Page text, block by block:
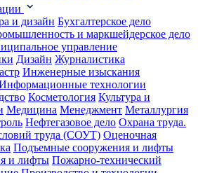
и дизайн Бухгалтерское дело
и маркшейдерское дело
управление
Дизайн Журналистика
Инженерные изыскания
технологии
Косметология Культура и
Медицина Менеджмент Металлургия
Нефтегазовое дело Охрана труда.
труда (СОУТ) Оценочная
Подъемные сооружения и лифты
и лифты Пожарно-технический